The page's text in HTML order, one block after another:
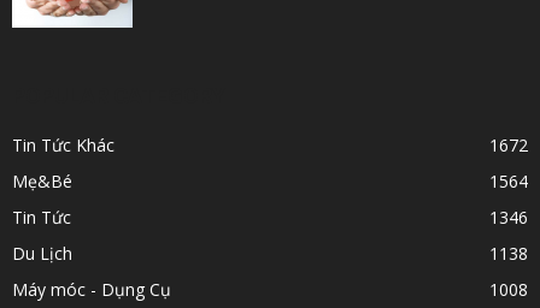
Tin Tức Khác
1672
Mẹ&Bé
1564
Tin Tức
1346
Du Lịch
1138
Máy móc - Dụng Cụ
1008